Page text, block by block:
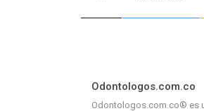
Odontologos.com.co
Odontologos.com.co® es